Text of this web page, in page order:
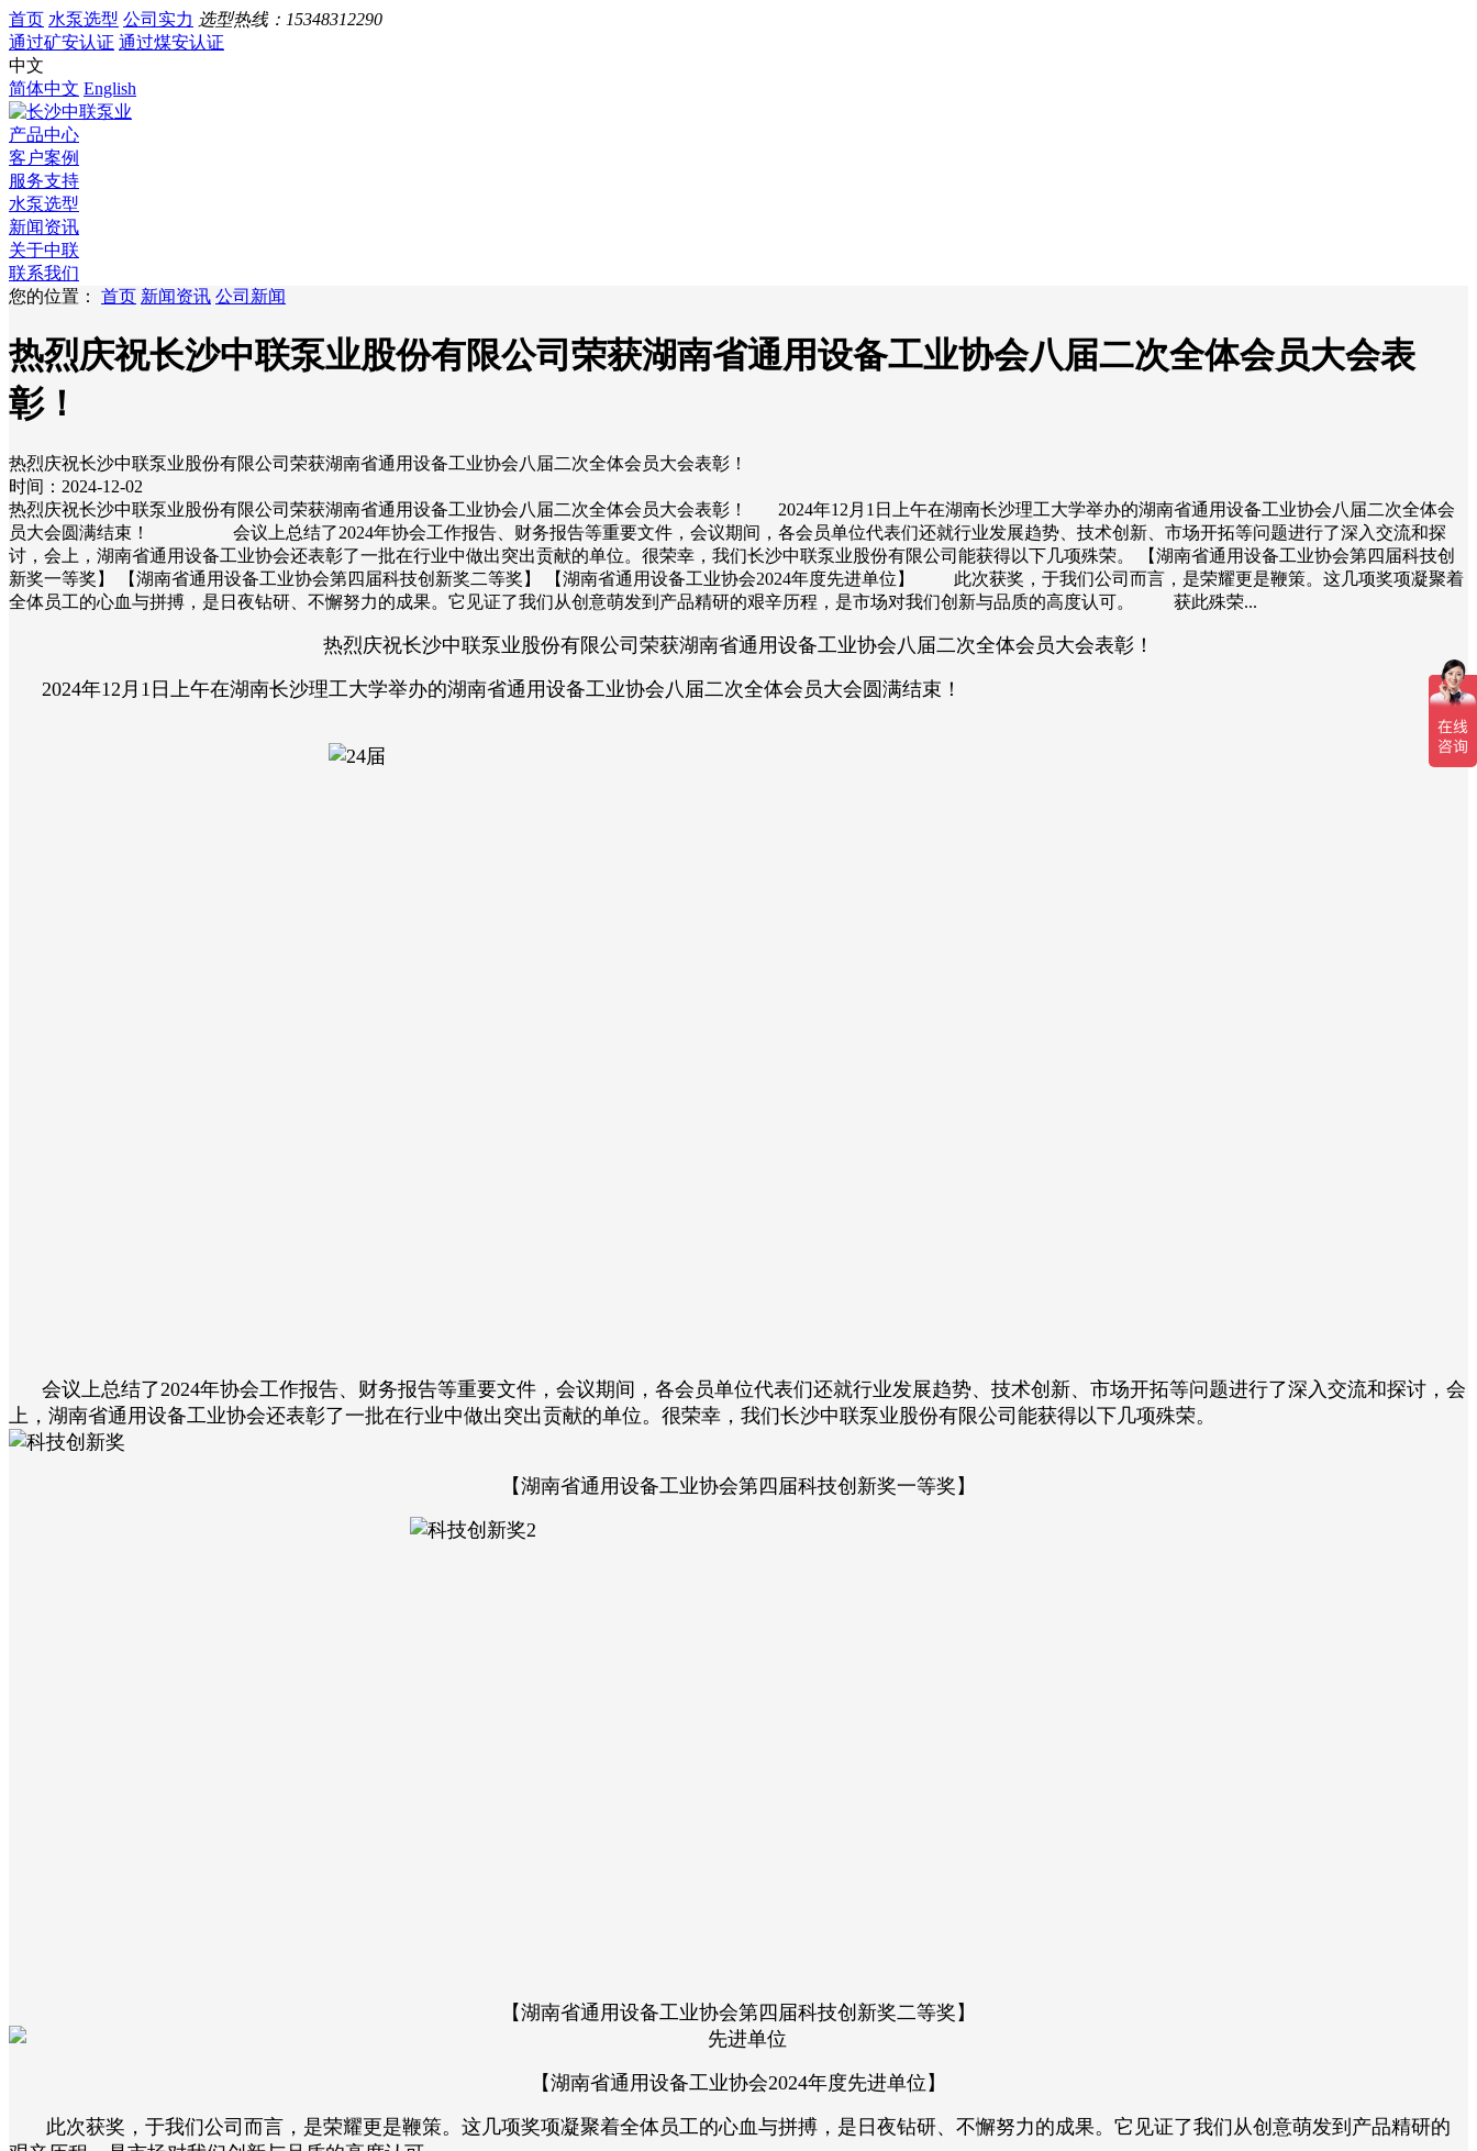
首页 水泵选型 公司实力 选型热线： 15348312290
通过矿安认证 通过煤安认证
中文
简体中文 English
产品中心
客户案例
服务支持
水泵选型
新闻资讯
关于中联
联系我们
您的位置： 首页 新闻资讯 公司新闻
热烈庆祝长沙中联泵业股份有限公司荣获湖南省通用设备工业协会八届二次全体会员大会表
彰！
热烈庆祝长沙中联泵业股份有限公司荣获湖南省通用设备工业协会八届二次全体会员大会表彰！
时间：2024-12-02
热烈庆祝长沙中联泵业股份有限公司荣获湖南省通用设备工业协会八届二次全体会员大会表彰！ 2024年12月1日上午在湖南长沙理工大学举办的湖南省通用设备工业协会八届二次全体会
员大会圆满结束！ 会议上总结了2024年协会工作报告、财务报告等重要文件，会议期间，各会员单位代表们还就行业发展趋势、技术创新、市场开拓等问题进行了深入交流和探
讨，会上，湖南省通用设备工业协会还表彰了一批在行业中做出突出贡献的单位。很荣幸，我们长沙中联泵业股份有限公司能获得以下几项殊荣。 【湖南省通用设备工业协会第四届科技创
新奖一等奖】 【湖南省通用设备工业协会第四届科技创新奖二等奖】 【湖南省通用设备工业协会2024年度先进单位】 此次获奖，于我们公司而言，是荣耀更是鞭策。这几项奖项凝聚着
全体员工的心血与拼搏，是日夜钻研、不懈努力的成果。它见证了我们从创意萌发到产品精研的艰辛历程，是市场对我们创新与品质的高度认可。 获此殊荣...
热烈庆祝长沙中联泵业股份有限公司荣获湖南省通用设备工业协会八届二次全体会员大会表彰！
2024年12月1日上午在湖南长沙理工大学举办的湖南省通用设备工业协会八届二次全体会员大会圆满结束！
会议上总结了2024年协会工作报告、财务报告等重要文件，会议期间，各会员单位代表们还就行业发展趋势、技术创新、市场开拓等问题进行了深入交流和探讨，会
上，湖南省通用设备工业协会还表彰了一批在行业中做出突出贡献的单位。很荣幸，我们长沙中联泵业股份有限公司能获得以下几项殊荣。
【湖南省通用设备工业协会第四届科技创新奖一等奖】
【湖南省通用设备工业协会第四届科技创新奖二等奖】
【湖南省通用设备工业协会2024年度先进单位】
此次获奖，于我们公司而言，是荣耀更是鞭策。这几项奖项凝聚着全体员工的心血与拼搏，是日夜钻研、不懈努力的成果。它见证了我们从创意萌发到产品精研的